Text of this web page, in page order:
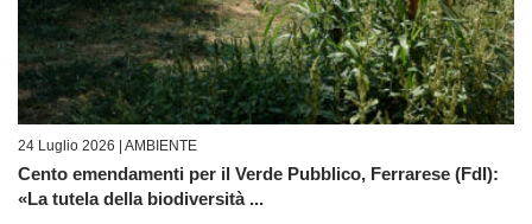
24 Luglio 2026 | AMBIENTE
Cento emendamenti per il Verde Pubblico, Ferrarese (FdI):
«La tutela della biodiversità ...